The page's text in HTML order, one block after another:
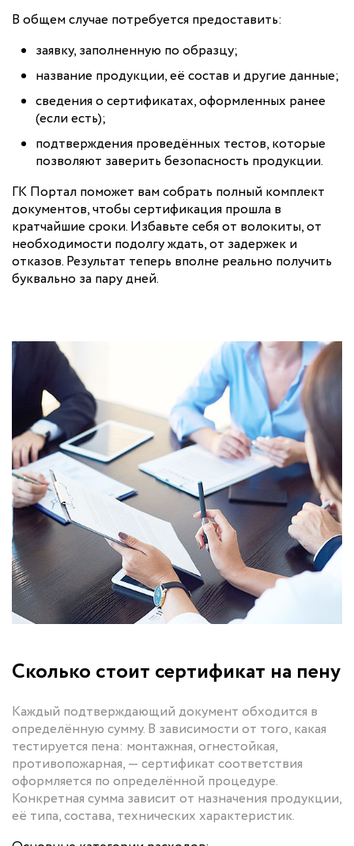
В общем случае потребуется предоставить:
заявку, заполненную по образцу;
название продукции, её состав и другие данные;
сведения о сертификатах, оформленных ранее
(если есть);
подтверждения проведённых тестов, которые
позволяют заверить безопасность продукции.
ГК Портал поможет вам собрать полный комплект
документов, чтобы сертификация прошла в
кратчайшие сроки. Избавьте себя от волокиты, от
необходимости подолгу ждать, от задержек и
отказов. Результат теперь вполне реально получить
буквально за пару дней.
Сколько стоит сертификат на пену
Каждый подтверждающий документ обходится в
определённую сумму. В зависимости от того, какая
тестируется пена: монтажная, огнестойкая,
противопожарная, — сертификат соответствия
оформляется по определённой процедуре.
Конкретная сумма зависит от назначения продукции,
её типа, состава, технических характеристик.